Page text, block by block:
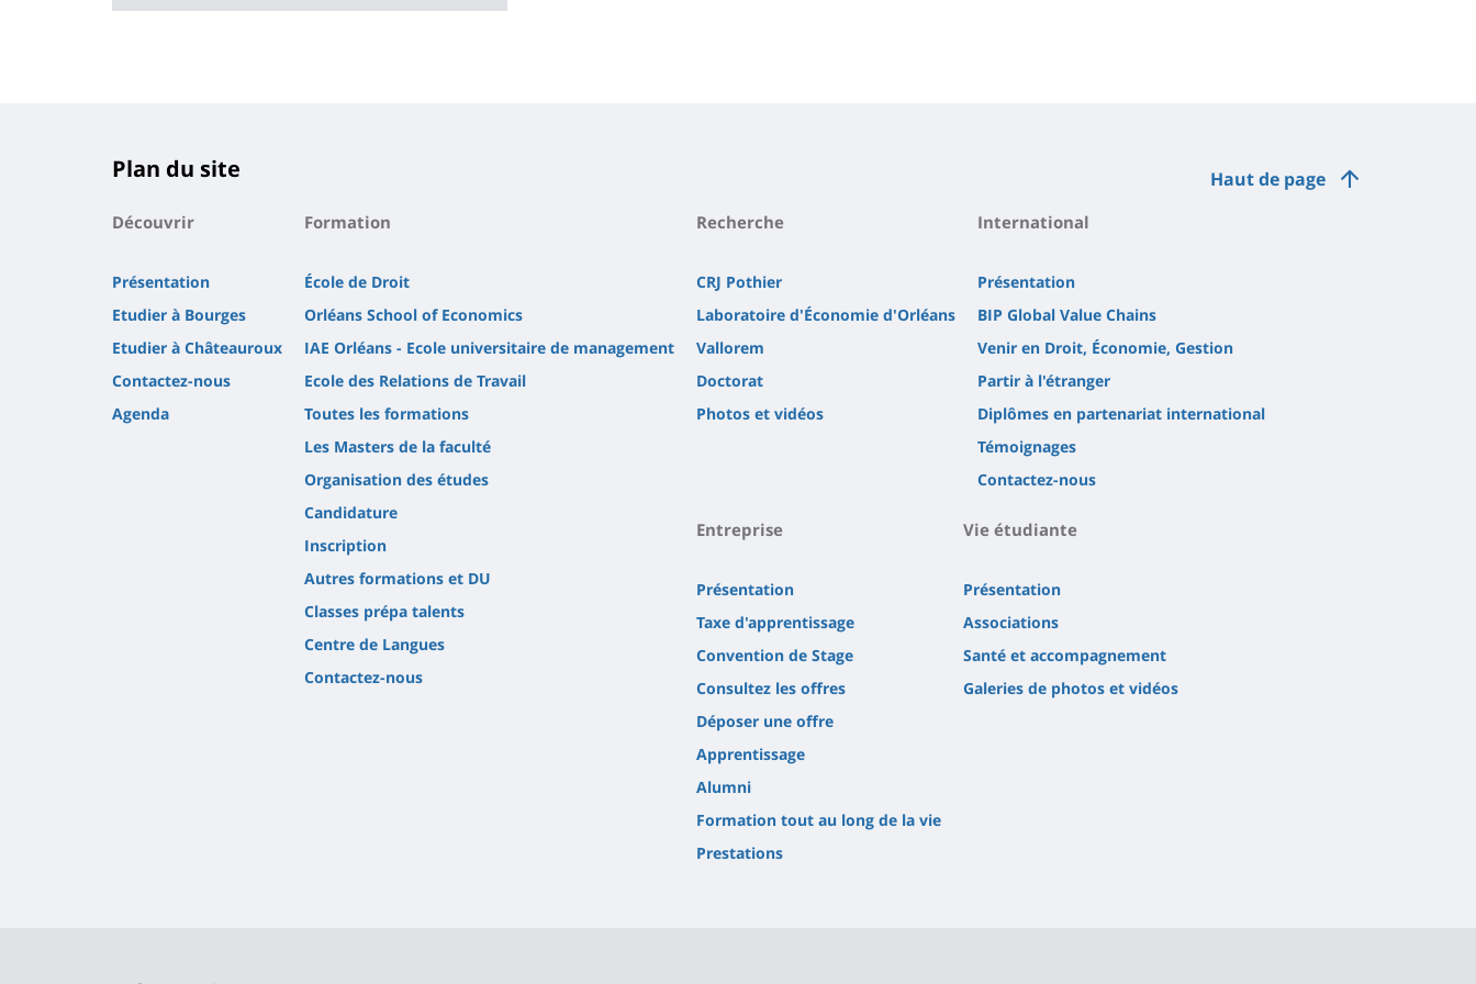
Haut de page
Plan du site
Découvrir
Présentation
Etudier à Bourges
Etudier à Châteauroux
Contactez-nous
Agenda
Formation
École de Droit
Orléans School of Economics
IAE Orléans - Ecole universitaire de management
Ecole des Relations de Travail
Toutes les formations
Les Masters de la faculté
Organisation des études
Candidature
Inscription
Autres formations et DU
Classes prépa talents
Centre de Langues
Contactez-nous
Recherche
CRJ Pothier
Laboratoire d'Économie d'Orléans
Vallorem
Doctorat
Photos et vidéos
International
Présentation
BIP Global Value Chains
Venir en Droit, Économie, Gestion
Partir à l'étranger
Diplômes en partenariat international
Témoignages
Contactez-nous
Entreprise
Présentation
Taxe d'apprentissage
Convention de Stage
Consultez les offres
Déposer une offre
Apprentissage
Alumni
Formation tout au long de la vie
Prestations
Vie étudiante
Présentation
Associations
Santé et accompagnement
Galeries de photos et vidéos